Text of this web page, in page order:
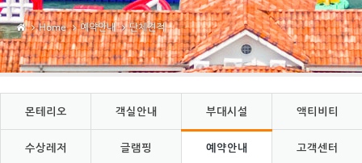
Home 예약안내 단체견적
몬테리오 객실안내 부대시설 액티비티
수상레저 글램핑 예약안내 고객센터